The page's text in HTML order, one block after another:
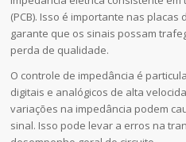
(PCB). Isso é importante nas
garante que os sinais possam
perda de qualidade.
O controle de impedância é
digitais e analógicos de alta
variações na impedância podem
sinal. Isso pode levar a erros na